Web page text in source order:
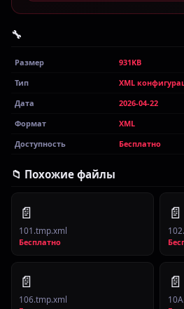
🔧
Размер
931KB
Тип
XML
Дата
2026-04-22
Формат
XML
Доступность
Бесплатно
📁 Похожие файлы
📄
101.tmp.xml
Бесплатно
📄
📄
106.tmp.xml
📄